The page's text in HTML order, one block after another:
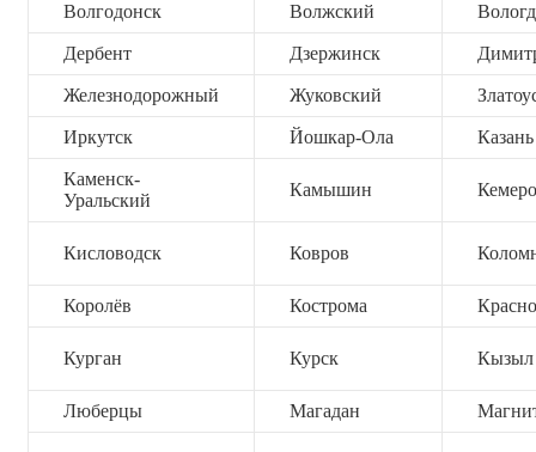
Волгодонск Волжский
Дербент Дзержинск
Железнодорожный Жуковский
Иркутск Йошкар-Ола Казань
Каменск-
Уральский
Камышин
Кисловодск Ковров
Королёв Кострома
Курган Курск Кызыл
Люберцы Магадан